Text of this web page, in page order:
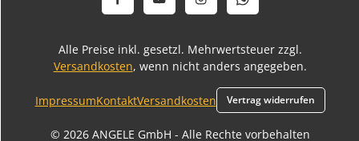
Alle Preise inkl. gesetzl. Mehrwertsteuer zzgl.
Versandkosten, wenn nicht anders angegeben.
© 2026 ANGELE GmbH - Alle Rechte vorbehalten
ImpressumKontaktVersandkosten Vertrag widerrufen